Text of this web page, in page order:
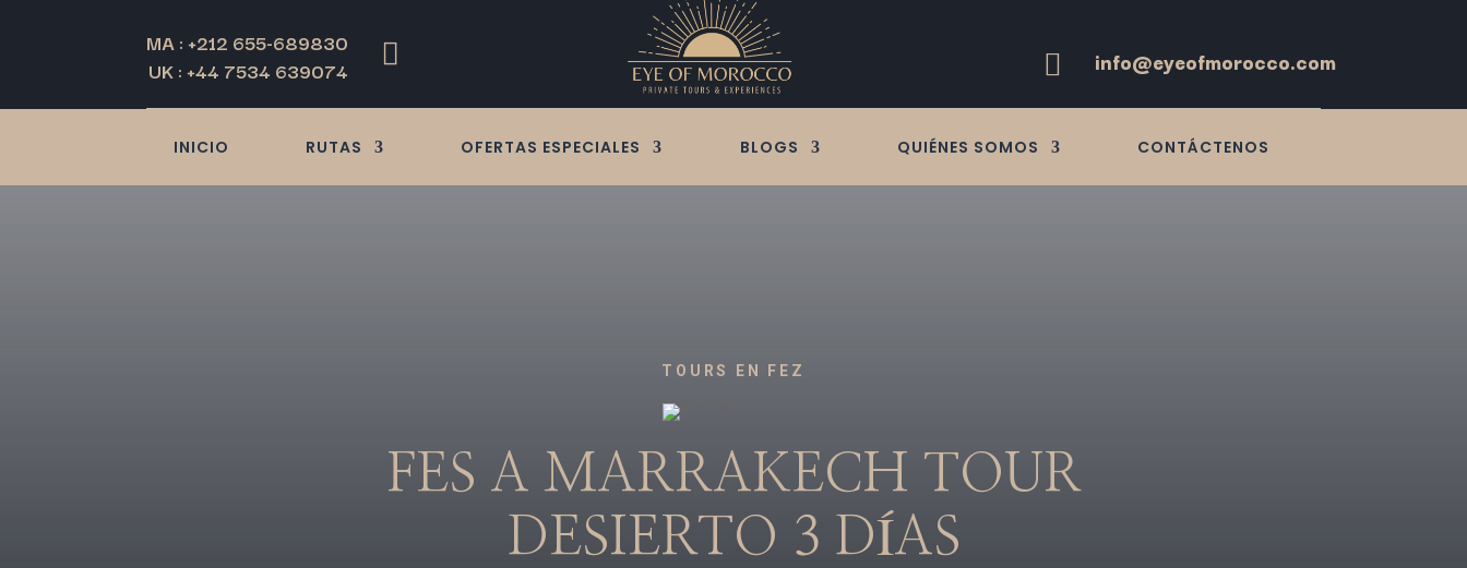

MA : +212 655-689830
UK : +44 7534 639074
 info@eyeofmorocco.com
INICIO RUTAS OFERTAS ESPECIALES BLOGS QUIÉNES SOMOS CONTÁCTENOS
TOURS EN FEZ
FES A MARRAKECH TOUR
DESIERTO 3 DÍAS